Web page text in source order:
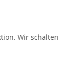
Wir schalten